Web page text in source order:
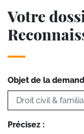
Votre
Objet de la
Précisez :